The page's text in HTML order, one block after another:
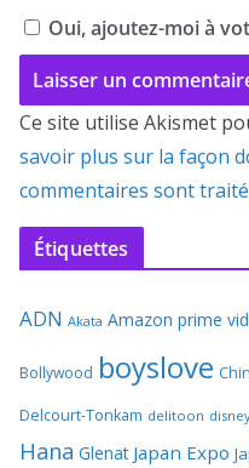
Oui, ajoutez-moi à
Ce site utilise Akismet
savoir plus sur la façon
commentaires sont
Étiquettes
ADN Akata Amazon prime
Bollywood boyslove
Delcourt-Tonkam delitoon
Hana Glenat Japan Expo